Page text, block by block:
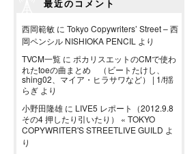
最近のコメント
西岡範敏 に Tokyo Copywriters’ Street – 西
岡ペンシル NISHIOKA PENCIL より
TVCM一覧 に ポカリスエットのCMで使わ
れたtoeの曲まとめ （ビートたけし、
shing02、マイア・ヒラサワなど） | 1/f揺
らぎ より
小野田隆雄 に LIVE5 レポート（2012.9.8
その4 押したり引いたり） « TOKYO
COPYWRITER'S STREETLIVE GUILD よ
り